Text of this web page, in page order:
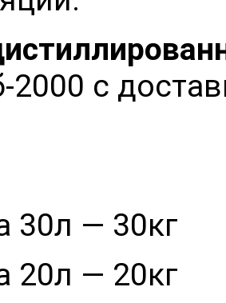
2000 с
30л — 30кг
20л — 20кг